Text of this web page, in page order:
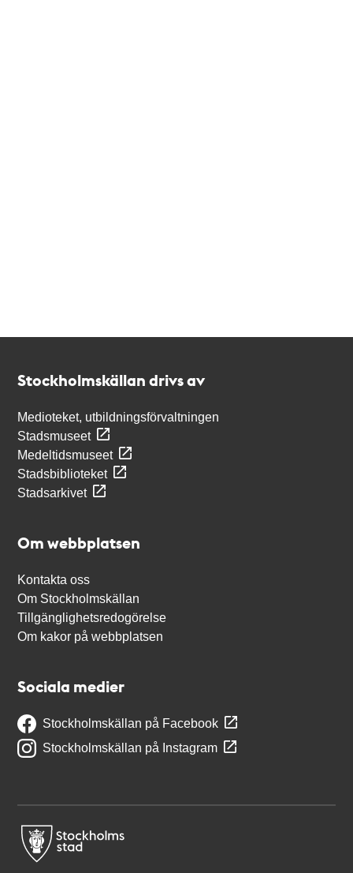
Stockholmskällan drivs av
Medioteket, utbildningsförvaltningen
Stadsmuseet
Medeltidsmuseet
Stadsbiblioteket
Stadsarkivet
Om webbplatsen
Kontakta oss
Om Stockholmskällan
Tillgänglighetsredogörelse
Om kakor på webbplatsen
Sociala medier
Stockholmskällan på Facebook
Stockholmskällan på Instagram